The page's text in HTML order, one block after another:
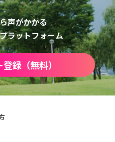
声がかかる
ラットフォーム
録（無料）